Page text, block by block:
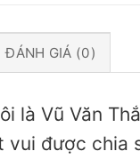
ĐÁNH GIÁ (0)
là Vũ Văn
vui được